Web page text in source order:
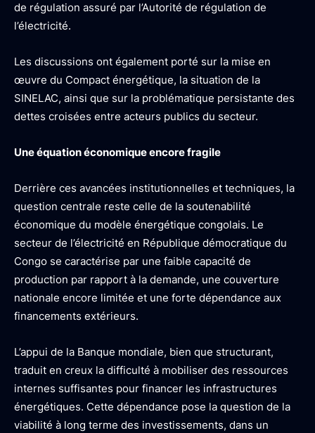
de régulation assuré par l’Autorité de régulation de
l’électricité.
Les discussions ont également porté sur la mise en
œuvre du Compact énergétique, la situation de la
SINELAC, ainsi que sur la problématique persistante des
dettes croisées entre acteurs publics du secteur.
Une équation économique encore fragile
Derrière ces avancées institutionnelles et techniques, la
question centrale reste celle de la soutenabilité
économique du modèle énergétique congolais. Le
secteur de l’électricité en République démocratique du
Congo se caractérise par une faible capacité de
production par rapport à la demande, une couverture
nationale encore limitée et une forte dépendance aux
financements extérieurs.
L’appui de la Banque mondiale, bien que structurant,
traduit en creux la difficulté à mobiliser des ressources
internes suffisantes pour financer les infrastructures
énergétiques. Cette dépendance pose la question de la
viabilité à long terme des investissements, dans un